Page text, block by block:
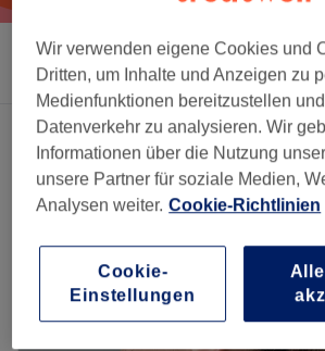
Sortieren nach Besonderheiten
2 Salons die anbieten:
hochzeitsfrisuren in der Nähe von Eidelstedt,
Wir verwenden eigene Cookies und
Dritten, um Inhalte und Anzeigen zu
Medienfunktionen bereitzustellen
Datenverkehr zu analysieren. Wir
Informationen über die Nutzung
unsere Partner für soziale Medien,
Analysen weiter. Cookie-Richtlinien
Cookie-
Einstellungen